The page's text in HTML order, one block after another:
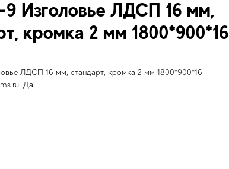
9 Изголовье ЛДСП 16 мм,
кромка 2 мм 1800*900*16
ЛДСП 16 мм, стандарт, кромка 2 мм 1800*900*16
Да